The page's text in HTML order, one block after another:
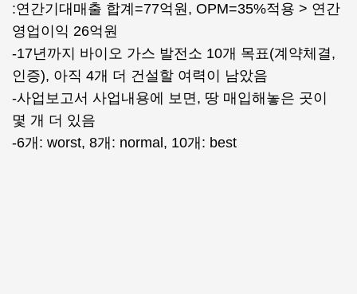
:연간기대매출 합계=77억원, OPM=35%적용 > 연간
영업이익 26억원
-17년까지 바이오 가스 발전소 10개 목표(계약체결,
인증), 아직 4개 더 건설할 여력이 남았음
-사업보고서 사업내용에 보면, 땅 매입해놓은 곳이
몇 개 더 있음
-6개: worst, 8개: normal, 10개: best